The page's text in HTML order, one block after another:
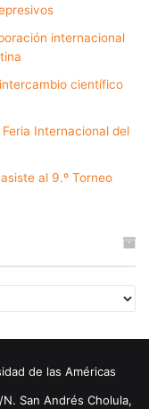
internacional
científico
Internacional del
al 9.º Torneo
de las Américas
San Andrés Cholula,